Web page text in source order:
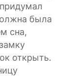
была
сна,
открыть.